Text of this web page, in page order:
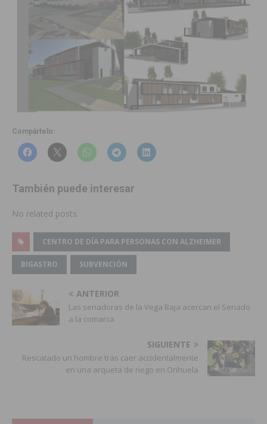
Compártelo:
También puede interesar
No related posts.
CENTRO DE DÍA PARA PERSONAS CON ALZHEIMER
BIGASTRO SUBVENCIÓN
ANTERIOR
Las senadoras de la Vega Baja acercan el Senado
a la comarca
SIGUIENTE
Rescatado un hombre tras caer accidentalmente
en una arqueta de riego en Orihuela